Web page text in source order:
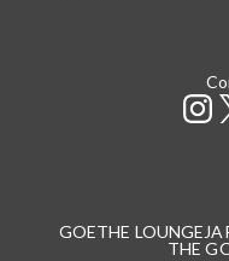
GOETHE LOUNGE
THE